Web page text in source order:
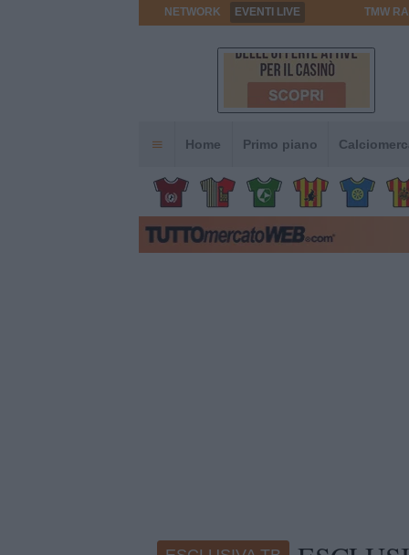
NETWORK EVENTI LIVE TMW
Home Primo piano